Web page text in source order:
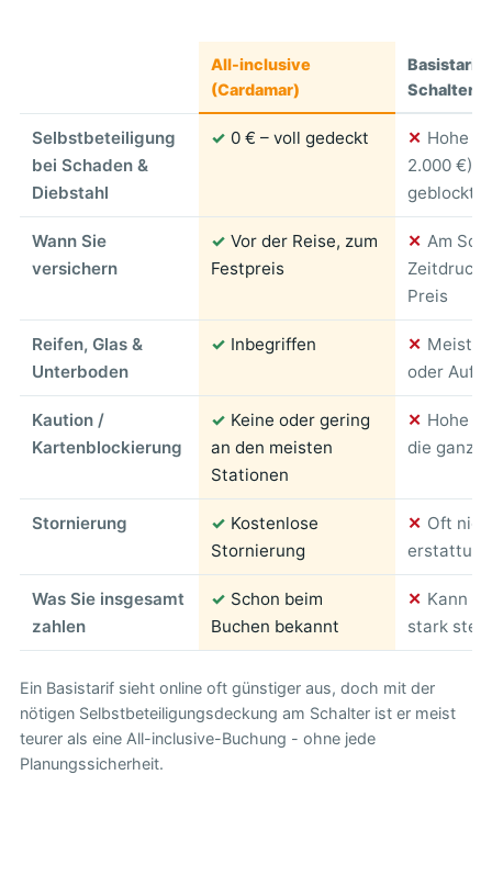
All-inclusive
(Cardamar)
Basistarif
Selbstbeteiligung
bei Schaden &
Diebstahl
✓ 0 € – voll gedeckt ✕ Hohe
2.000 €),
geblockt
Wann Sie
versichern
✓ Vor der Reise, zum
Festpreis
✕ Am
Preis
Reifen, Glas &
Unterboden
✓ Inbegriffen ✕ Meist
oder
Kaution /
Kartenblockierung
✓ Keine oder gering
an den meisten
Stationen
✕ Hohe
die ganze
Stornierung ✓ Kostenlose
Stornierung
✕ Oft
Was Sie insgesamt
zahlen
✓ Schon beim
Buchen bekannt
✕ Kann
stark
Ein Basistarif sieht online oft günstiger aus, doch mit der
nötigen Selbstbeteiligungsdeckung am Schalter ist er meist
teurer als eine All-inclusive-Buchung - ohne jede
Planungssicherheit.